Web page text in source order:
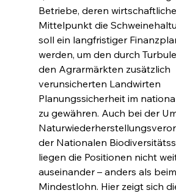
Betriebe, deren
Mittelpunkt die
soll ein langfristiger
werden, um den durch
den Agrarmärkten zusätzlich
verunsicherten Landwirten
Planungssicherheit im
zu gewähren. Auch bei der
der Nationalen
liegen die Positionen nicht
auseinander – anders als beim
Mindestlohn. Hier zeigt sich